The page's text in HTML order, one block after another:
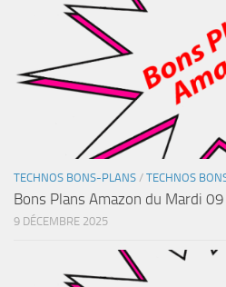
TECHNOS BONS-PLANS / TECHNOS
Bons Plans Amazon du Mardi
9 DÉCEMBRE 2025